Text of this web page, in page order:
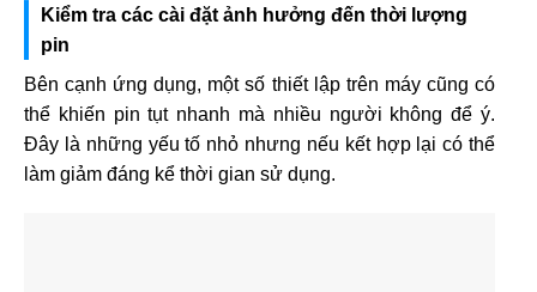
Kiểm tra các cài đặt ảnh hưởng đến thời lượng
pin
Bên cạnh ứng dụng, một số thiết lập trên máy cũng có
thể khiến pin tụt nhanh mà nhiều người không để ý.
Đây là những yếu tố nhỏ nhưng nếu kết hợp lại có thể
làm giảm đáng kể thời gian sử dụng.